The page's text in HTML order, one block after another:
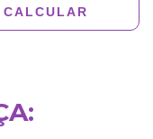
CALCULAR